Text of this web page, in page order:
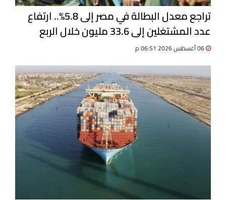
تراجع معدل البطالة في مصر إلى 5.8%.. ارتفاع
عدد المشتغلين إلى 33.6 مليون خلال الربع
الثاني 2026